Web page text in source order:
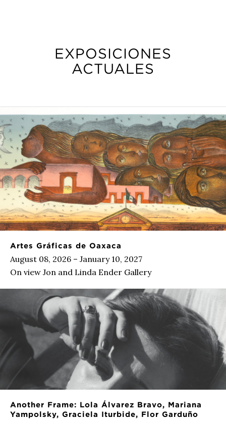
EXPOSICIONES
ACTUALES
Artes Gráficas de Oaxaca
August 08, 2026 – January 10, 2027
On view Jon and Linda Ender Gallery
Another Frame: Lola Álvarez Bravo, Mariana
Yampolsky, Graciela Iturbide, Flor Garduño